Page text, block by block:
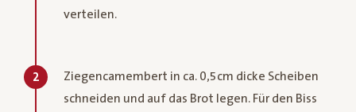
verteilen.
2
Ziegencamembert in ca. 0,5cm dicke Scheiben
schneiden und auf das Brot legen. Für den Biss